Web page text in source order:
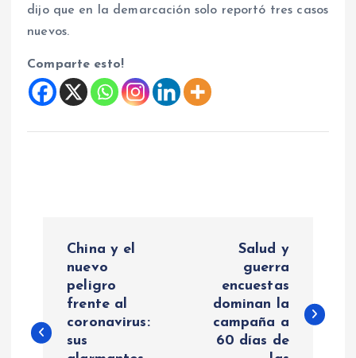
dijo que en la demarcación solo reportó tres casos
nuevos.
Comparte esto!
v
China y el
nuevo
peligro
frente al
coronavirus:
sus
Salud y
guerra
encuestas
dominan la
campaña a
60 días de